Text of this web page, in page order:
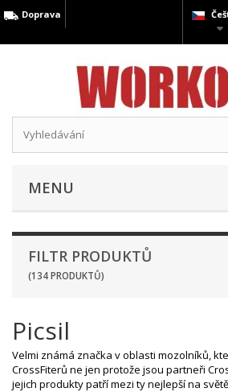
Doprava
MENU
FILTR PRODUKTŮ
(134 PRODUKTŮ)
Picsil
Velmi známá značka v oblasti mozolníků,
CrossFiterů ne jen protože jsou partneři
jejich produkty patří mezi ty nejlepší na